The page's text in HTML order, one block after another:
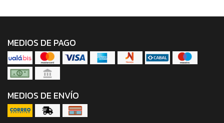
MEDIOS DE PAGO
MEDIOS DE ENVÍO